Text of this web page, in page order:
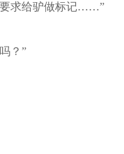
求给驴做标记……”
？”